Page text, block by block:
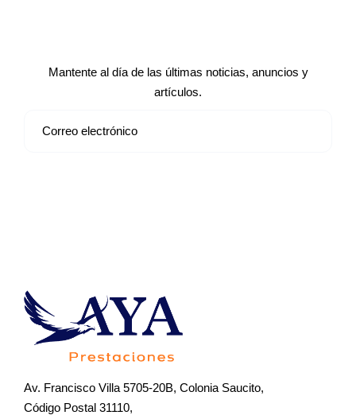
Mantente al día de las últimas noticias, anuncios y
artículos.
Av. Francisco Villa 5705-20B, Colonia Saucito,
Código Postal 31110,